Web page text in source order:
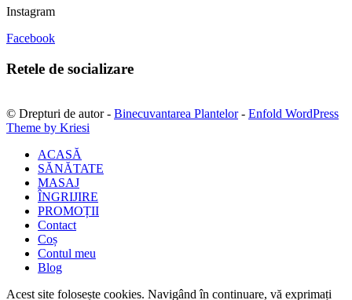
Instagram
Facebook
Retele de socializare
© Drepturi de autor - Binecuvantarea Plantelor- Enfold WordPress
Theme by Kriesi
ACASĂ
SĂNĂTATE
MASAJ
ÎNGRIJIRE
PROMOȚII
Contact
Coș
Contul meu
Blog
Acest site folosește cookies. Navigând în continuare, vă exprimați